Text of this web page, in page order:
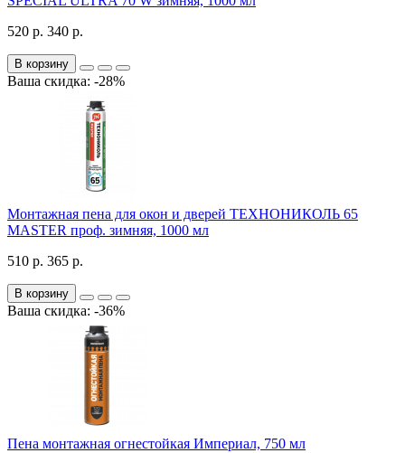
520 р. 340 р.
В корзину
Ваша скидка: -28%
Монтажная пена для окон и дверей ТЕХНОНИКОЛЬ 65
MASTER проф. зимняя, 1000 мл
510 р. 365 р.
В корзину
Ваша скидка: -36%
Пена монтажная огнестойкая Империал, 750 мл